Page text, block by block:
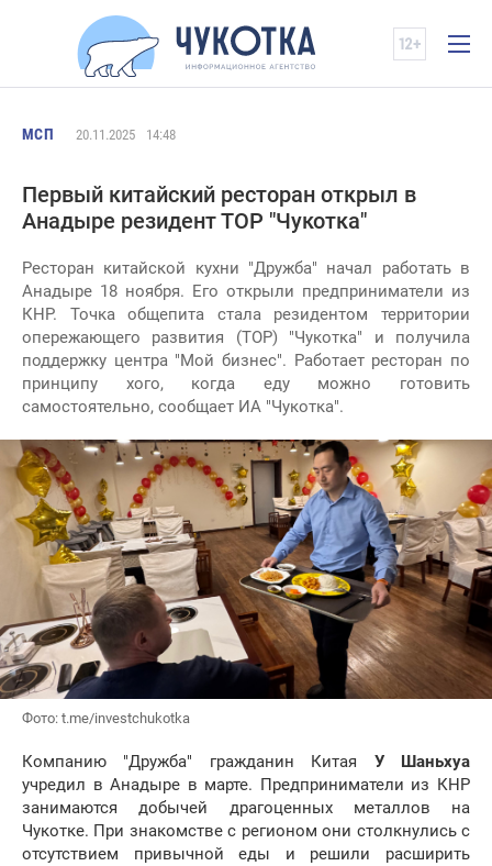
МСП 20.11.2025 14:48
Первый китайский ресторан открыл в
Анадыре резидент ТОР "Чукотка"
Ресторан китайской кухни "Дружба" начал работать в
Анадыре 18 ноября. Его открыли предприниматели из
КНР. Точка общепита стала резидентом территории
опережающего развития (ТОР) "Чукотка" и получила
поддержку центра "Мой бизнес". Работает ресторан по
принципу хого, когда еду можно готовить
самостоятельно, сообщает ИА "Чукотка".
Фото: t.me/investchukotka
Компанию "Дружба" гражданин Китая У Шаньхуа
учредил в Анадыре в марте. Предприниматели из КНР
занимаются добычей драгоценных металлов на
Чукотке. При знакомстве с регионом они столкнулись с
отсутствием привычной еды и решили расширить